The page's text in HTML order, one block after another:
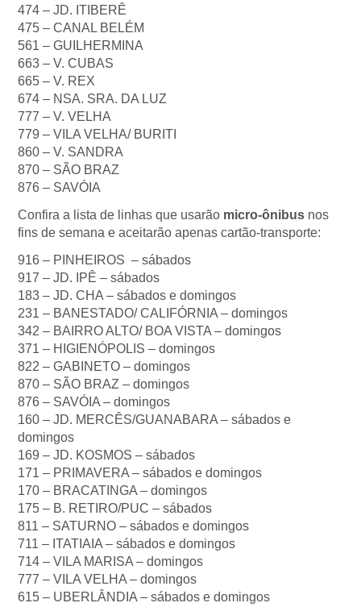
474 – JD. ITIBERÊ
475 – CANAL BELÉM
561 – GUILHERMINA
663 – V. CUBAS
665 – V. REX
674 – NSA. SRA. DA LUZ
777 – V. VELHA
779 – VILA VELHA/ BURITI
860 – V. SANDRA
870 – SÃO BRAZ
876 – SAVÓIA
Confira a lista de linhas que usarão micro-ônibus nos
fins de semana e aceitarão apenas cartão-transporte:
916 – PINHEIROS – sábados
917 – JD. IPÊ – sábados
183 – JD. CHA – sábados e domingos
231 – BANESTADO/ CALIFÓRNIA – domingos
342 – BAIRRO ALTO/ BOA VISTA – domingos
371 – HIGIENÓPOLIS – domingos
822 – GABINETO – domingos
870 – SÃO BRAZ – domingos
876 – SAVÓIA – domingos
160 – JD. MERCÊS/GUANABARA – sábados e
domingos
169 – JD. KOSMOS – sábados
171 – PRIMAVERA – sábados e domingos
170 – BRACATINGA – domingos
175 – B. RETIRO/PUC – sábados
811 – SATURNO – sábados e domingos
711 – ITATIAIA – sábados e domingos
714 – VILA MARISA – domingos
777 – VILA VELHA – domingos
615 – UBERLÂNDIA – sábados e domingos